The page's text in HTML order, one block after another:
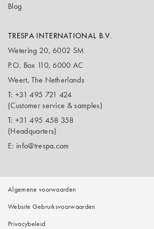
Blog
TRESPA INTERNATIONAL B.V.
Wetering 20, 6002 SM
P.O. Box 110, 6000 AC
Weert, The Netherlands
T: +31 495 721 424
(Customer service & samples)
T: +31 495 458 358
(Headquarters)
E: info@trespa.com
Algemene voorwaarden
Website Gebruiksvoorwaarden
Privacybeleid